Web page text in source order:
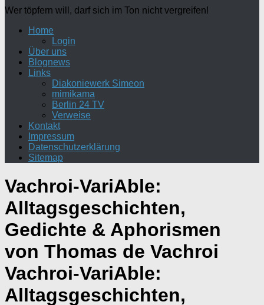
Wer töpfern will, darf sich im Ton nicht vergreifen!
Home
Login
Über uns
Blognews
Links
Diakoniewerk Simeon
mimikama
Berlin 24 TV
Verweise
Kontakt
Impressum
Datenschutzerklärung
Sitemap
Vachroi-VariAble:
Alltagsgeschichten,
Gedichte & Aphorismen
von Thomas de Vachroi
Vachroi-VariAble:
Alltagsgeschichten,